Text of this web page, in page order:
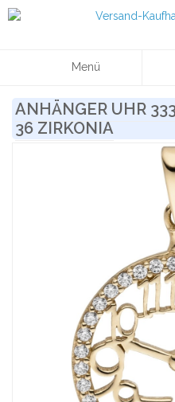
Menü
ANHÄNGER UHR
36 ZIRKONIA